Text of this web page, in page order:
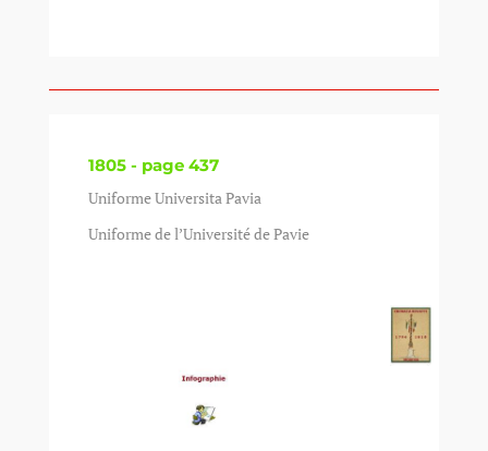
1805 - page 437
Uniforme Universita Pavia
Uniforme de l’Université de Pavie